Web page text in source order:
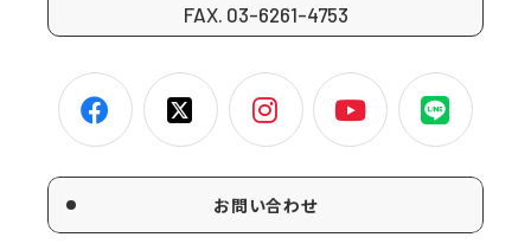
FAX. 03-6261-4753
お問い合わせ